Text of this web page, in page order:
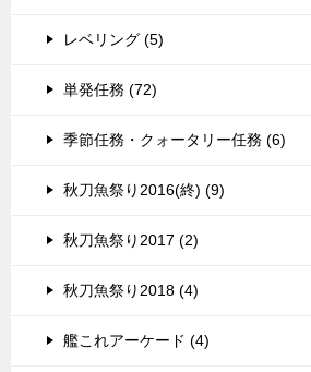
レベリング (5)
単発任務 (72)
季節任務・クォータリー任務 (6)
秋刀魚祭り2016(終) (9)
秋刀魚祭り2017 (2)
秋刀魚祭り2018 (4)
艦これアーケード (4)